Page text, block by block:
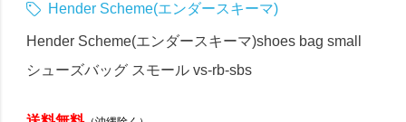
Hender Scheme(エンダースキーマ)
Hender Scheme(エンダースキーマ)shoes bag small
シューズバッグ スモール vs-rb-sbs